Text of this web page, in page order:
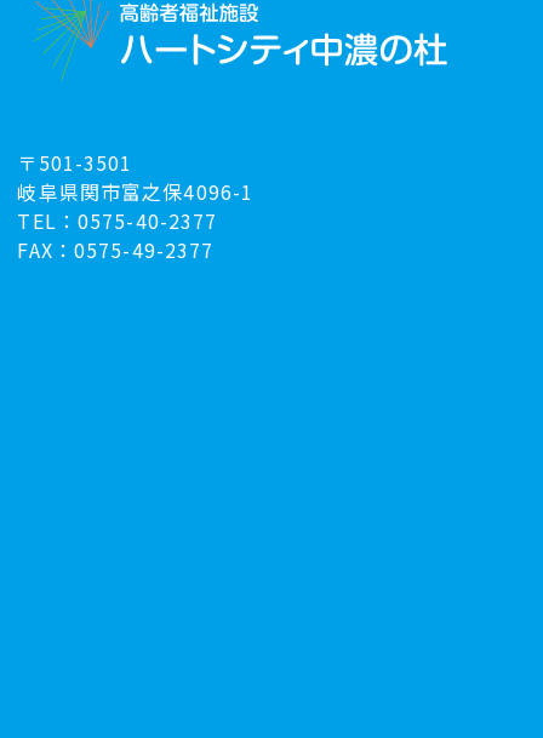
〒501-3501
岐阜県関市富之保4096-1
TEL：0575-40-2377
FAX：0575-49-2377